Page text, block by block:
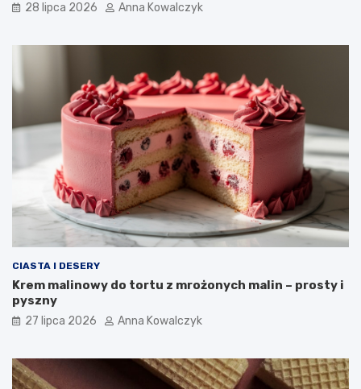
28 lipca 2026 Anna Kowalczyk
CIASTA I DESERY
Krem malinowy do tortu z mrożonych malin – prosty i
pyszny
27 lipca 2026 Anna Kowalczyk